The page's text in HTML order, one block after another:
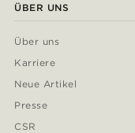
ÜBER UNS
Über uns
Karriere
Neue Artikel
Presse
CSR